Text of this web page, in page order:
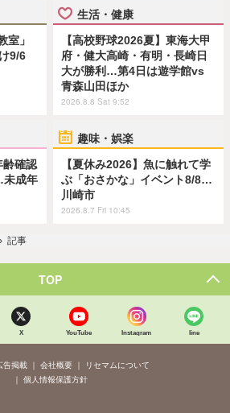
室」
9/6
生活・健康
【高校野球2026夏】東海大甲
府・健大高崎・有明・長崎日
大が勝利…第4日は遊学館vs
青森山田ほか
2026.8.8 Sat 9:52
齢確認
未成年
趣味・娯楽
【夏休み2026】魚に触れて学
ぶ「おさかな」イベント8/8…
川崎市
2026.8.7 Fri 10:45
› 記事
TOP
X YouTube Instagram line
告掲載 会社概要
リセマムについて
個人情報保護方針